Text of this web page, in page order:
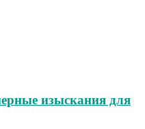
изыскания для